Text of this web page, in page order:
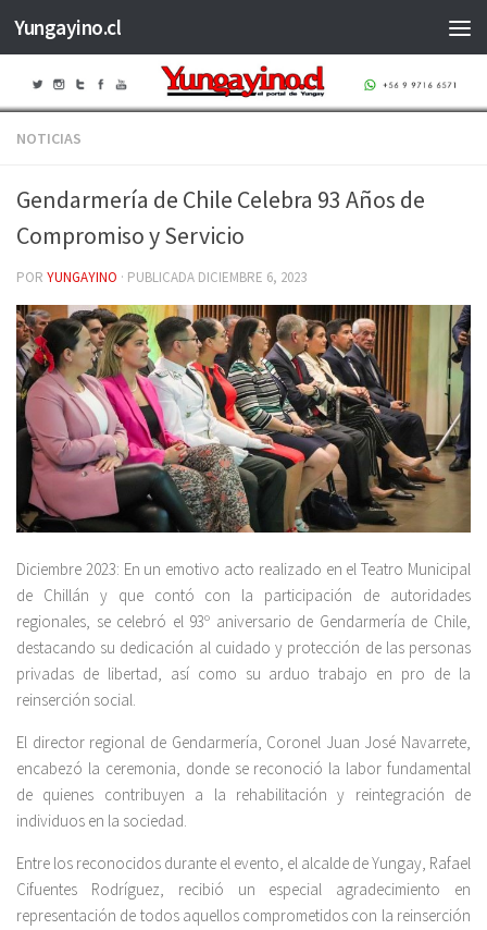
Saltar al contenido
Yungayino.cl
NOTICIAS
Gendarmería de Chile Celebra 93 Años de
Compromiso y Servicio
POR YUNGAYINO · PUBLICADA DICIEMBRE 6, 2023
Diciembre 2023: En un emotivo acto realizado en el Teatro Municipal
de Chillán y que contó con la participación de autoridades
regionales, se celebró el 93º aniversario de Gendarmería de Chile,
destacando su dedicación al cuidado y protección de las personas
privadas de libertad, así como su arduo trabajo en pro de la
reinserción social.
El director regional de Gendarmería, Coronel Juan José Navarrete,
encabezó la ceremonia, donde se reconoció la labor fundamental
de quienes contribuyen a la rehabilitación y reintegración de
individuos en la sociedad.
Entre los reconocidos durante el evento, el alcalde de Yungay, Rafael
Cifuentes Rodríguez, recibió un especial agradecimiento en
representación de todos aquellos comprometidos con la reinserción